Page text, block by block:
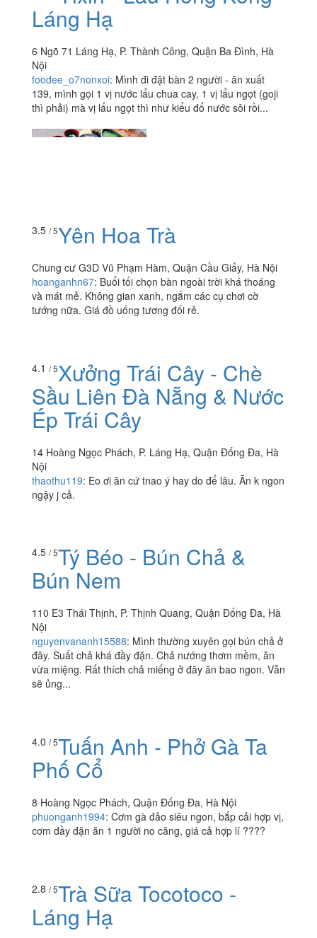
Láng Hạ
6 Ngõ 71 Láng Hạ, P. Thành Công, Quận Ba Đình, Hà
Nội
foodee_o7nonxoi: Mình đi đặt bàn 2 người - ăn xuất
139, mình gọi 1 vị nước lẩu chua cay, 1 vị lẩu ngọt (goji
thì phải) mà vị lẩu ngọt thì như kiểu đổ nước sôi rồi...
3.5 / 5Yên Hoa Trà
Chung cư G3D Vũ Phạm Hàm, Quận Cầu Giấy, Hà Nội
hoanganhn67: Buổi tối chọn bàn ngoài trời khá thoáng
và mát mẻ. Không gian xanh, ngắm các cụ chơi cờ
tướng nữa. Giá đồ uống tương đối rẻ.
4.1 / 5 Xưởng Trái Cây - Chè
Sầu Liên Đà Nẵng & Nước
Ép Trái Cây
ngậy j cả.
4.5 / 5Tý Béo - Bún Chả &
110 E3 Thái Thịnh, P. Thịnh Quang, Quận Đống Đa, Hà
Nội
nguyenvananh15588
đây. Suất chả khá đầy đặn. Chả nướng thơm mềm, ăn
sẽ ủng...
Phố Cổ
8 Hoàng Ngọc Phách, Quận Đống Đa, Hà Nội